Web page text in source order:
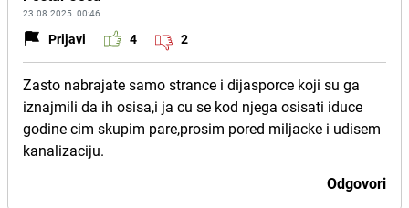
23.08.2025. 00:46
Prijavi 4 2
Zasto nabrajate samo strance i dijasporce koji su ga
iznajmili da ih osisa,i ja cu se kod njega osisati iduce
godine cim skupim pare,prosim pored miljacke i udisem
kanalizaciju.
Odgovori